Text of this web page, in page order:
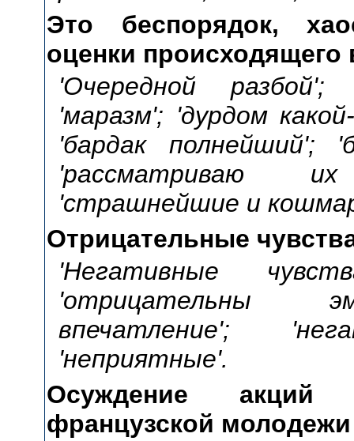
Это беспорядок,
оценки
'Очередной разбой';
'маразм'; 'дурдом
'бардак полнейший';
'рассматриваю
'страшнейшие и
Отрицательные
'Негативные
'отрицательны
впечатление';
'неприятные'.
Осуждение акций
французской